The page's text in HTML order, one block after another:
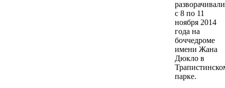
с 8 по 11
ноября 2014
года на
боччедроме
имени Жана
Дюкло в
парке.